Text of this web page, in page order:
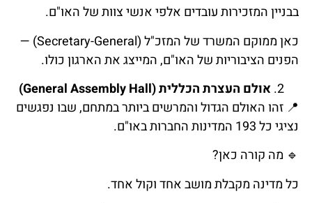
בבניין המזכירות עובדים אלפי אנשי צוות של האו"ם.
כאן ממוקם המשרד של המזכ"ל (Secretary-General) —
הפנים הציבוריות של האו"ם, המייצג את הארגון כולו.
אולם העצרת הכללית (General Assembly Hall)
📍 זהוהאולם הגדולוהמרשיםביותרבמתחם,שבו נפגשים
נציגיכל193 המדינותהחברותבאו"ם.
🔹 מה קורה כאן?
כל מדינה מקבלת מושב אחד וקול אחד.